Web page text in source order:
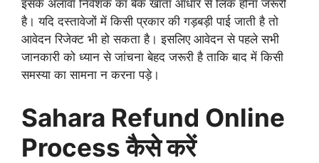
इसके अलावा निवेशक का बैंक खाता आधार से लिंक होना जरूरी
है। यदि दस्तावेजों में किसी प्रकार की गड़बड़ी पाई जाती है तो
आवेदन रिजेक्ट भी हो सकता है। इसलिए आवेदन से पहले सभी
जानकारी को ध्यान से जांचना बेहद जरूरी है ताकि बाद में किसी
समस्या का सामना न करना पड़े।
Sahara Refund Online
Process कैसे करें